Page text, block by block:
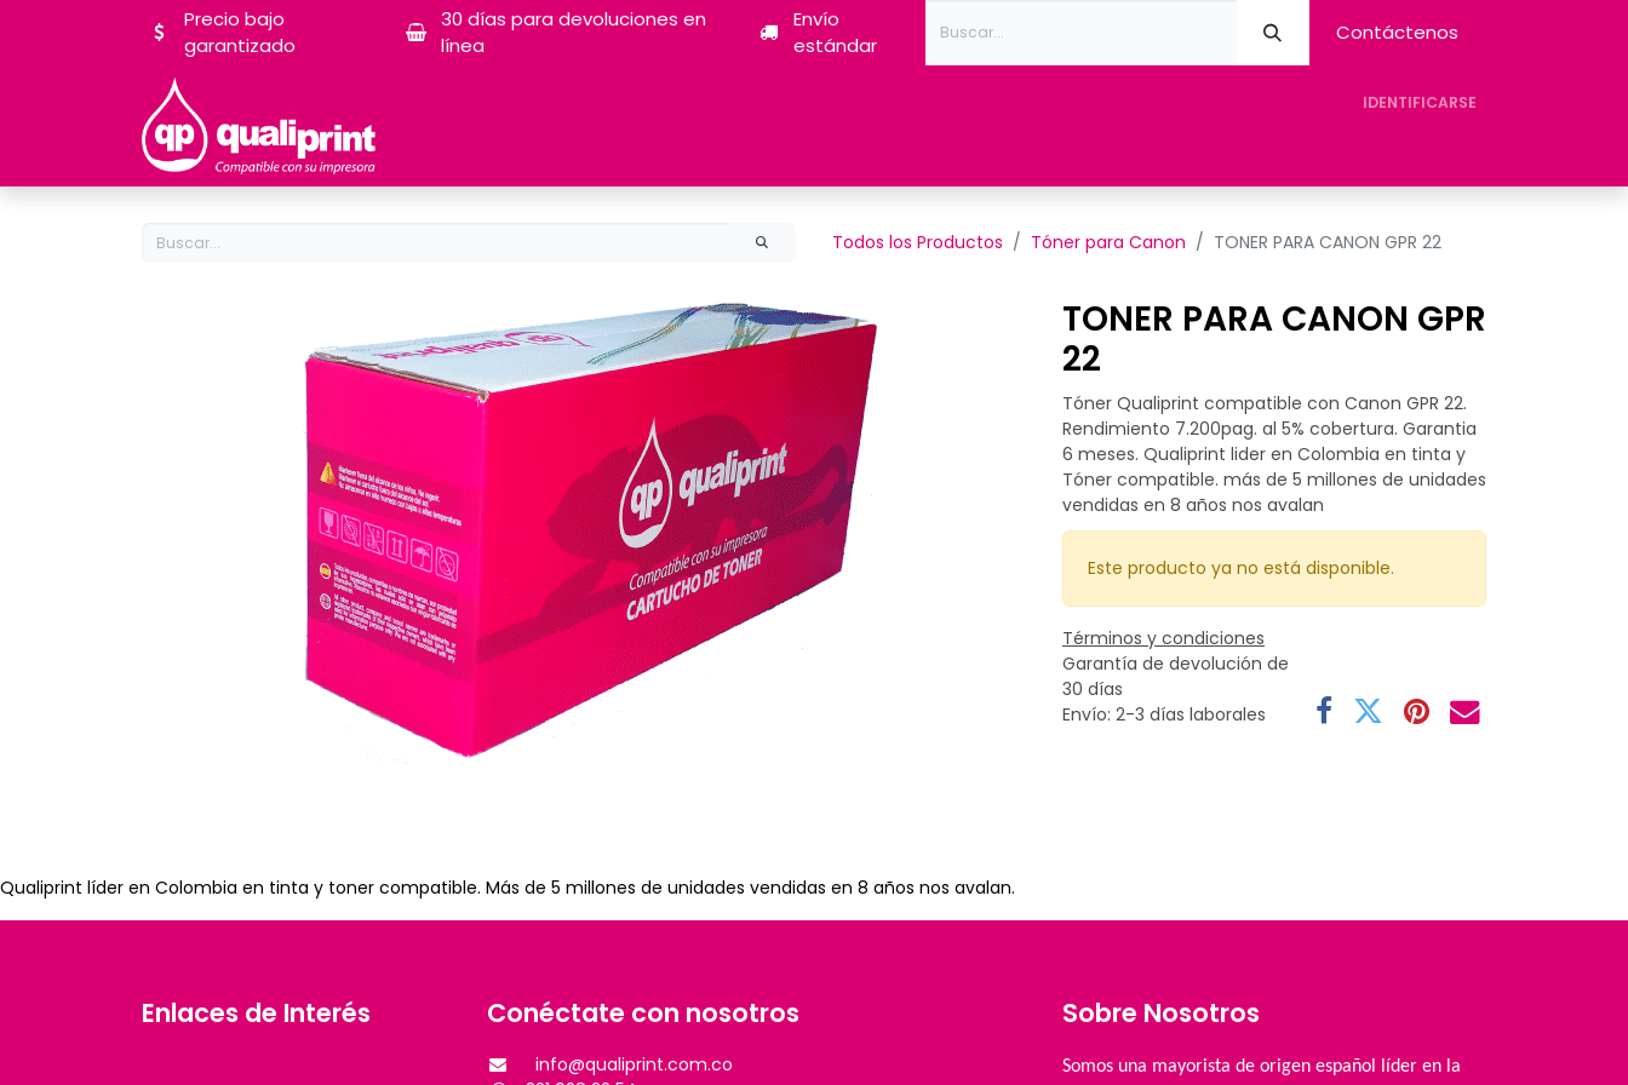
Precio bajo
garantizado
30 días para devoluciones en
línea
Envío
estándar
Contáctenos
IDENTIFICARSE
Todos los Productos Tóner para Canon TONER PARA CANON GPR 22
TONER PARA CANON GPR
22
Tóner Qualiprint compatible con Canon GPR 22.
Rendimiento 7.200pag. al 5% cobertura. Garantia
6 meses. Qualiprint lider en Colombia en tinta y
Tóner compatible. más de 5 millones de unidades
vendidas en 8 años nos avalan
Este producto ya no está disponible.
Términos y condiciones
Garantía de devolución de
30 días
Envío: 2-3 días laborales
Qualiprint líder en Colombia en tinta y toner compatible. Más de 5 millones de unidades vendidas en 8 años nos avalan.
Enlaces de Interés Conéctate con nosotros
info@qualiprint.com.co
Sobre Nosotros
Somos una mayorista de origen español líder en la